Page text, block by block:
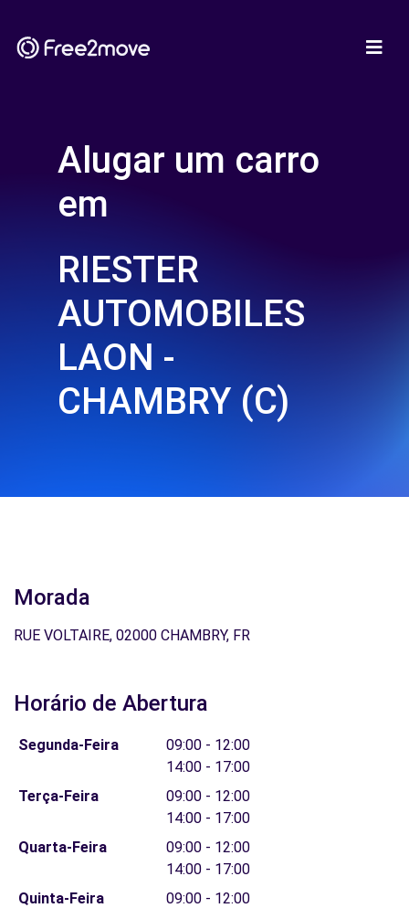
Alugar um carro
em
RIESTER
AUTOMOBILES
LAON -
CHAMBRY (C)
Morada
RUE VOLTAIRE, 02000 CHAMBRY, FR
Horário de Abertura
Segunda-Feira
09:00 - 12:00
14:00 - 17:00
Terça-Feira
09:00 - 12:00
14:00 - 17:00
Quarta-Feira
09:00 - 12:00
14:00 - 17:00
Quinta-Feira
09:00 - 12:00